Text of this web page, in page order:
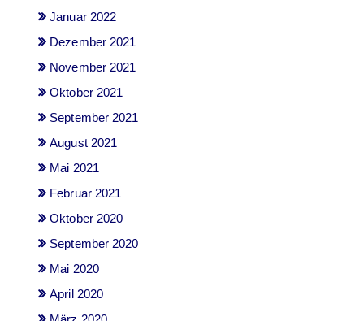
Januar 2022
Dezember 2021
November 2021
Oktober 2021
September 2021
August 2021
Mai 2021
Februar 2021
Oktober 2020
September 2020
Mai 2020
April 2020